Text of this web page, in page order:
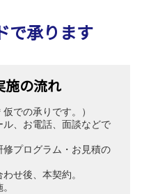
で承ります
施の流れ
での承りです。）
ル、お電話、面談などで
修プログラム・お見積の
せ後、本契約。